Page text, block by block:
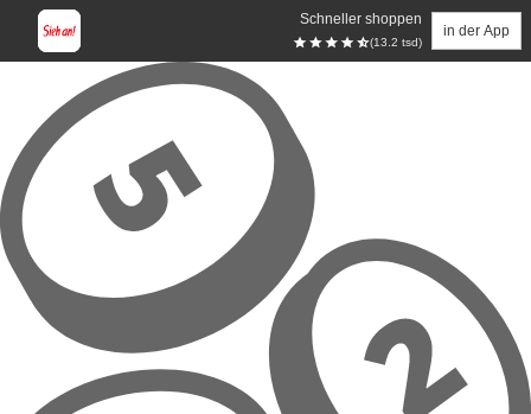
Schneller shoppen
(13.2 tsd)
in der App
Zum Hauptinhalt springen